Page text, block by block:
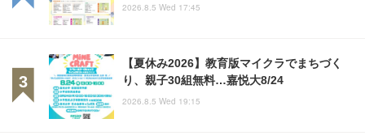
2026.8.5 Wed 17:45
【夏休み2026】教育版マイクラでまちづく
り、親子30組無料…嘉悦大8/24
2026.8.5 Wed 19:15